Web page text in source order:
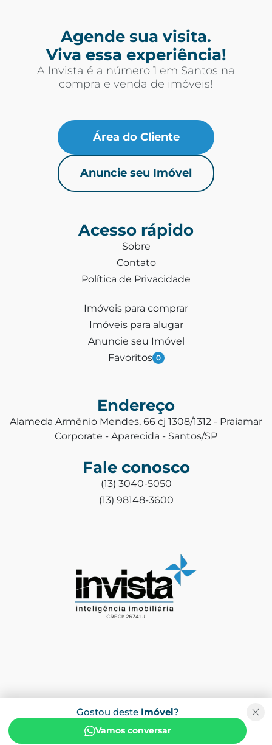
Gostou deste Imóvel?
Vamos conversar
Agende sua visita.
Viva essa experiência!
A Invista é a número 1 em Santos na
compra e venda de imóveis!
Área do Cliente
Anuncie seu Imóvel
Acesso rápido
Sobre
Contato
Política de Privacidade
Imóveis para comprar
Imóveis para alugar
Anuncie seu Imóvel
Favoritos 0
Endereço
Alameda Armênio Mendes, 66 cj 1308/1312 - Praiamar
Corporate - Aparecida - Santos/SP
Fale conosco
(13) 3040-5050
(13) 98148-3600